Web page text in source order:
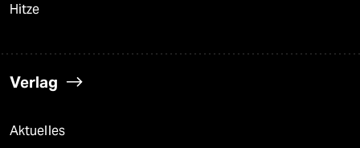
Hitze
Verlag
Aktuelles